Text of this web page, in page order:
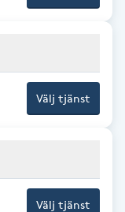
Välj tjänst
Välj tjänst